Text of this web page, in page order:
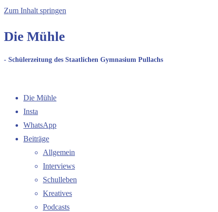
Zum Inhalt springen
Die Mühle
- Schülerzeitung des Staatlichen Gymnasium Pullachs
Die Mühle
Insta
WhatsApp
Beiträge
Allgemein
Interviews
Schulleben
Kreatives
Podcasts